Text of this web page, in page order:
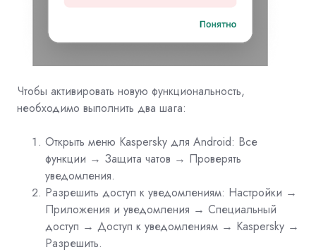
Чтобы активировать новую функциональность,
необходимо выполнить два шага:
Открыть меню Kaspersky для Android: Все
функции → Защита чатов → Проверять
уведомления.
Разрешить доступ к уведомлениям: Настройки →
Приложения и уведомления → Специальный
доступ → Доступ к уведомлениям → Kaspersky →
Разрешить.